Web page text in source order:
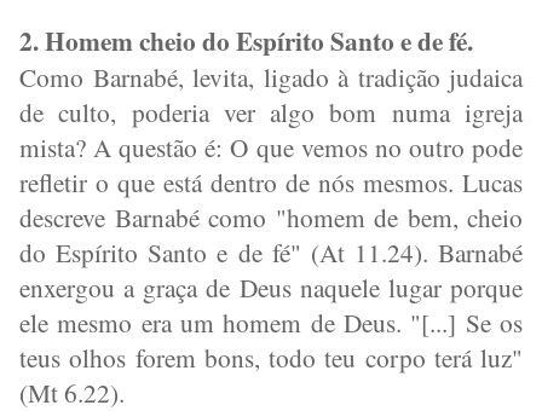
2. Homem cheio do Espírito Santo e de fé.
Como Barnabé, levita, ligado à tradição judaica
de culto, poderia ver algo bom numa igreja
mista? A questão é: O que vemos no outro pode
refletir o que está dentro de nós mesmos. Lucas
descreve Barnabé como "homem de bem, cheio
do Espírito Santo e de fé" (At 11.24). Barnabé
enxergou a graça de Deus naquele lugar porque
ele mesmo era um homem de Deus. "[...] Se os
teus olhos forem bons, todo teu corpo terá luz"
(Mt 6.22).